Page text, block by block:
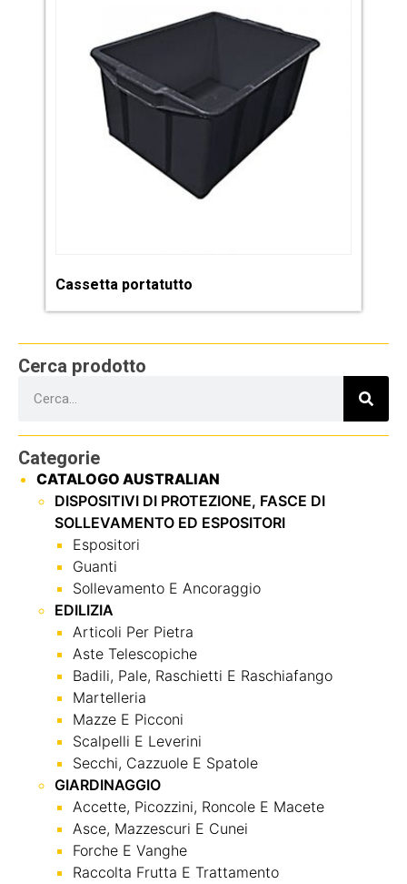
Cerca prodotto
Categorie
CATALOGO AUSTRALIAN
DISPOSITIVI DI PROTEZIONE, FASCE DI
SOLLEVAMENTO ED ESPOSITORI
Espositori
Guanti
Sollevamento E Ancoraggio
EDILIZIA
Articoli Per Pietra
Aste Telescopiche
Badili, Pale, Raschietti E Raschiafango
Martelleria
Mazze E Picconi
Scalpelli E Leverini
Secchi, Cazzuole E Spatole
GIARDINAGGIO
Accette, Picozzini, Roncole E Macete
Asce, Mazzescuri E Cunei
Forche E Vanghe
Raccolta Frutta E Trattamento
Cassetta portatutto